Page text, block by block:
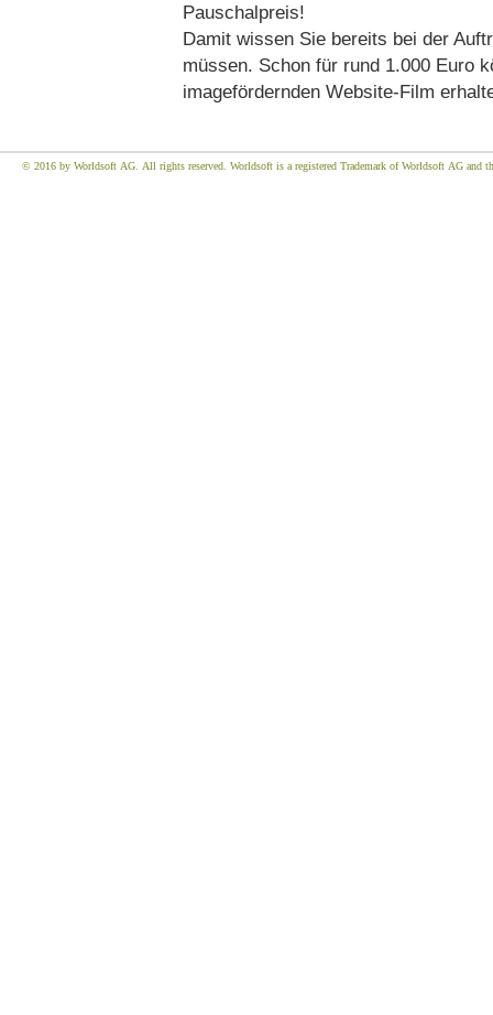
Pauschalpreis!
Damit wissen Sie bereits bei der
müssen. Schon für rund 1.000 Euro
imagefördernden Website-Film
© 2016 by Worldsoft AG. All rights reserved. Worldsoft is a registered Trademark of Worldsoft AG and